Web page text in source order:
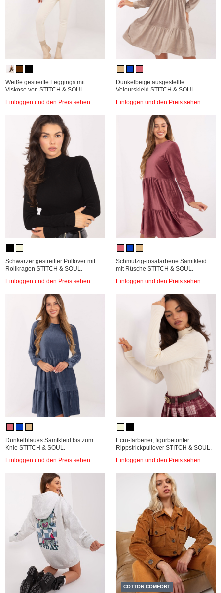
Weiße gestreifte Leggings mit
Viskose von STITCH & SOUL.
Einloggen und den Preis sehen
Dunkelbeige ausgestellte
Velourskleid STITCH & SOUL.
Einloggen und den Preis sehen
Schwarzer gestreifter Pullover mit
Rollkragen STITCH & SOUL.
Einloggen und den Preis sehen
Schmutzig-rosafarbene Samtkleid
mit Rüsche STITCH & SOUL.
Einloggen und den Preis sehen
Dunkelblaues Samtkleid bis zum
Knie STITCH & SOUL.
Einloggen und den Preis sehen
Ecru-farbener, figurbetonter
Rippstrickpullover STITCH & SOUL.
Einloggen und den Preis sehen
COTTON COMFORT